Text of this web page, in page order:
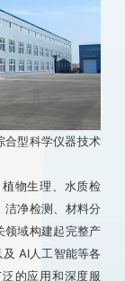
型科学仪器技术
物生理、水质检
洁净检测、材料分
领域构建起完整产
AI人工智能等各
的应用和深度服